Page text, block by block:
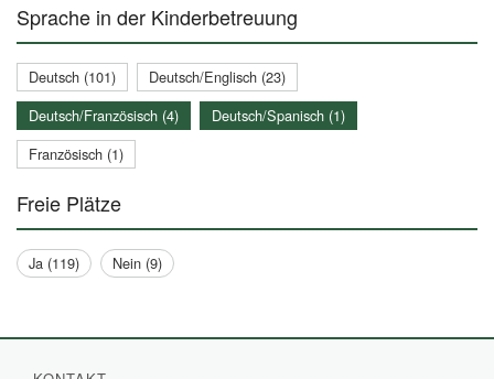
Sprache in der Kinderbetreuung
Deutsch (101)
Deutsch/Englisch (23)
Deutsch/Französisch (4)
Deutsch/Spanisch (1)
Französisch (1)
Freie Plätze
Ja (119) Nein (9)